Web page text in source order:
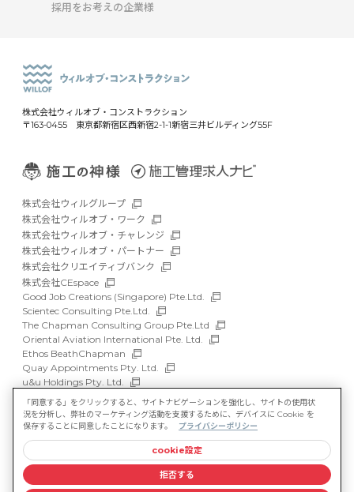
採用をお考えの企業様
株式会社ウィルオブ・コンストラクション
〒163-0455 東京都新宿区西新宿2-1-1新宿三井ビルディング55F
株式会社ウィルグループ
株式会社ウィルオブ・ワーク
株式会社ウィルオブ・チャレンジ
株式会社ウィルオブ・パートナー
株式会社クリエイティブバンク
株式会社CEspace
Good Job Creations (Singapore) Pte.Ltd.
Scientec Consulting Pte.Ltd.
The Chapman Consulting Group Pte.Ltd
Oriental Aviation International Pte. Ltd.
Ethos BeathChapman
Quay Appointments Pty. Ltd.
u&u Holdings Pty. Ltd.
DFP Recruitment Holdings Pty. Ltd.
Asia Recruit Holdings Sdn.Bhd.
WILLOF Vietnam Company Limited
サイトマップ
マルチステークホルダー方針
情報セキュリティ基本方針
プライバシーポリシー
「同意する」をクリックすると、サイトナビゲーションを強化し、サイトの使用状
況を分析し、弊社のマーケティング活動を支援するために、デバイスに Cookie を
保存することに同意したことになります。
プライバシーポリシー
cookie設定
拒否する